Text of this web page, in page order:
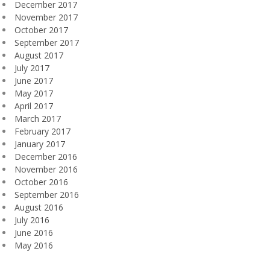
December 2017
November 2017
October 2017
September 2017
August 2017
July 2017
June 2017
May 2017
April 2017
March 2017
February 2017
January 2017
December 2016
November 2016
October 2016
September 2016
August 2016
July 2016
June 2016
May 2016